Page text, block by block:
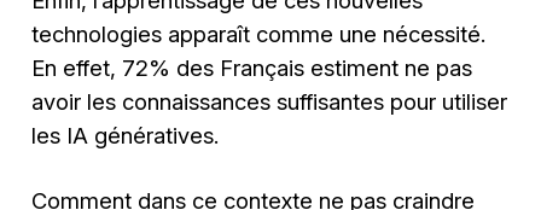
technologies apparaît comme une nécessité.
En effet, 72% des Français estiment ne pas
avoir les connaissances suffisantes pour utiliser
les IA génératives.
Comment dans ce contexte ne pas craindre